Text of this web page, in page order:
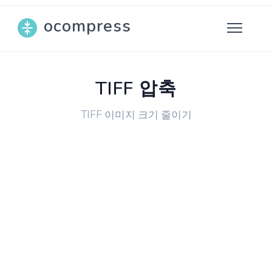
ocompress
TIFF 압축
TIFF 이미지 크기 줄이기